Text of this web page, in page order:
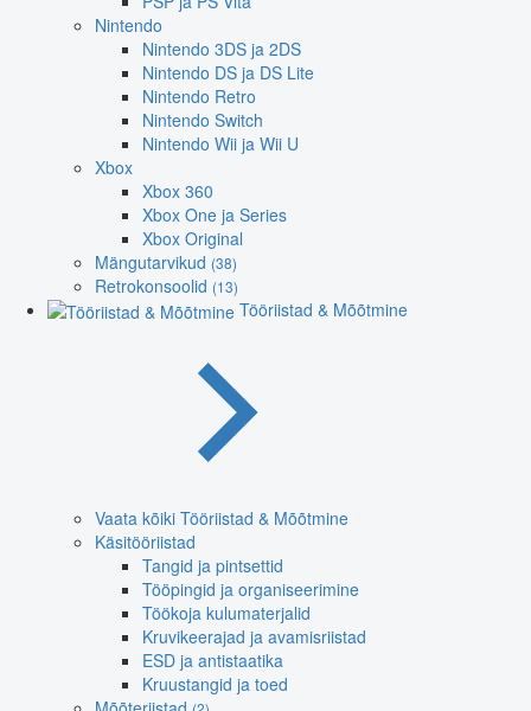
Nintendo
Nintendo 3DS ja 2DS
Nintendo DS ja DS Lite
Nintendo Retro
Nintendo Switch
Nintendo Wii ja Wii U
Xbox
Xbox 360
Xbox One ja Series
Xbox Original
Mängutarvikud (38)
Retrokonsoolid (13)
Tööriistad & Mõõtmine
Vaata kõiki Tööriistad & Mõõtmine
Käsitööriistad
Tangid ja pintsettid
Tööpingid ja organiseerimine
Töökoja kulumaterjalid
Kruvikeerajad ja avamisriistad
ESD ja antistaatika
Kruustangid ja toed